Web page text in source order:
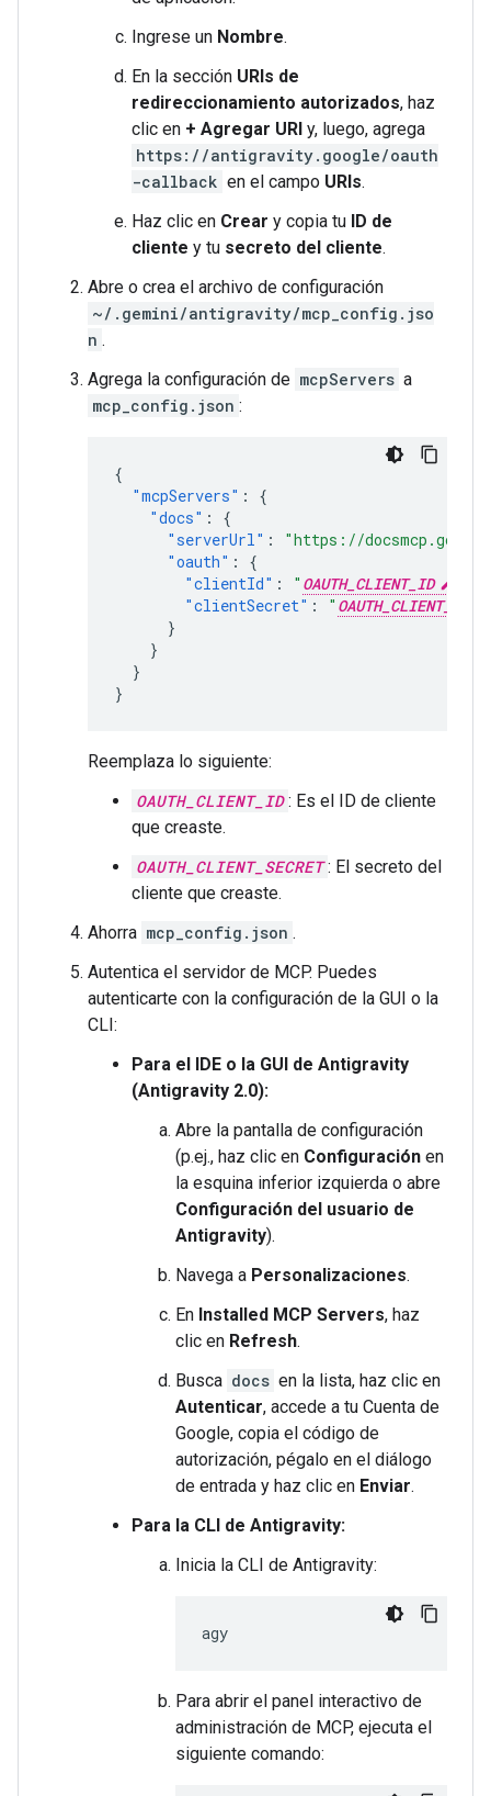
Ingrese un Nombre.
En la sección URIs de
redireccionamiento autorizados, haz
clic en + Agregar URI y, luego, agrega
https://antigravity.google/oauth
-callback en el campo URIs.
Haz clic en Crear y copia tu ID de
cliente y tu secreto del cliente.
Abre o crea el archivo de configuración
~/.gemini/antigravity/mcp_config.jso
n .
Agrega la configuración de mcpServers a
mcp_config.json :
{
"mcpServers" :
{
"docs" :
{
"serverUrl" :
"https://
"oauth" :
{
"clientId" : " OAUTH_CLIENT_ID
"clientSecret" : "
}
}
}
}
Reemplaza lo siguiente:
OAUTH_CLIENT_ID : Es el ID de cliente
que creaste.
OAUTH_CLIENT_SECRET : El secreto del
cliente que creaste.
Ahorra mcp_config.json .
Autentica el servidor de MCP. Puedes
autenticarte con la configuración de la GUI o la
CLI:
Para el IDE o la GUI de Antigravity
(Antigravity 2.0):
Abre la pantalla de configuración
(p.ej., haz clic en Configuración en
la esquina inferior izquierda o abre
Configuración del usuario de
Antigravity).
Navega a Personalizaciones.
En Installed MCP Servers, haz
clic en Refresh.
Busca docs en la lista, haz clic en
Autenticar, accede a tu Cuenta de
Google, copia el código de
autorización, pégalo en el diálogo
de entrada y haz clic en Enviar.
Para la CLI de Antigravity:
Inicia la CLI de Antigravity:
Para abrir el panel interactivo de
administración de MCP, ejecuta el
siguiente comando: